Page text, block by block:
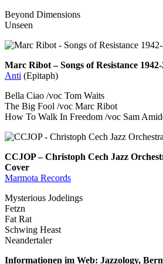
Beyond Dimensions
Unseen
Marc Ribot – Songs of Resistance
Anti (Epitaph)
Bella Ciao /voc Tom Waits
The Big Fool /voc Marc Ribot
How To Walk In Freedom /voc Sam
CCJOP – Christoph Cech Jazz
Cover
Marmota Records
Mysterious Jodelings
Fetzn
Fat Rat
Schwing Heast
Neandertaler
Informationen im Web: Jazzology,